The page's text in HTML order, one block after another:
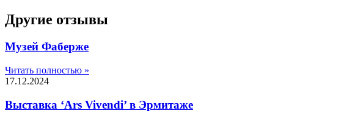
Другие отзывы
Музей Фаберже
Читать полностью »
17.12.2024
Выставка ‘Ars Vivendi’ в Эрмитаже